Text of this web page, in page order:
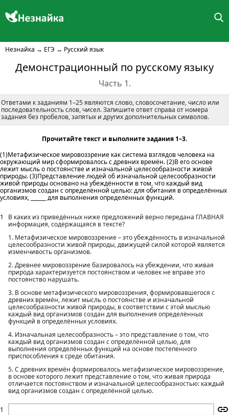
Незнайка → ЕГЭ → Русский язык
Демонстрационный по русскому языку
Часть 1.
Ответами к заданиям 1–25 являются слово, словосочетание, число или
последовательность слов, чисел. Запишите ответ справа от номера
задания без пробелов, запятых и других дополнительных символов.
Прочитайте текст и выполните задания 1–3.
(1)Метафизическое мировоззрение как система взглядов человека на
окружающий мир сформировалось с древних времён. (2)В его основе
лежит мысль о постоянстве и изначальной целесообразности живой
природы. (3)Представление людей об изначальной целесообразности
живой природы основано на убеждённости в том, что каждый вид
организмов создан с определённой целью: для обитания в определённых
условиях, ______ для выполнения определённых функций.
1
1
В каких из приведённых ниже предложений верно передана ГЛАВНАЯ
информация, содержащаяся в тексте?
1. Метафизическое мировоззрение – это убеждённость в изначальной
целесообразности живой природы, движущей силой которой является
изменчивость организмов.
2. Древнее мировоззрение базировалось на убеждении, что живая
природа характеризуется постоянством и человек не вправе это
постоянство нарушать.
3. В основе метафизического мировоззрения, формировавшегося с
древних времён, лежит мысль о постоянстве и изначальной
целесообразности живой природы, в соответствии с этой мыслью
каждый вид организмов создан для выполнения определённых
функций в определённых условиях.
4. Изначальная целесообразность – это представление о том, что
каждый вид организмов создан с определённой целью, для
выполнения определённых функций на основе постепенного
приспособления к среде обитания.
5. С древних времён формировалось метафизическое мировоззрение,
в основе которого лежит представление о том, что живая природа
отличается постоянством и изначальной целесообразностью: каждый
вид организмов создан с определённой целью.